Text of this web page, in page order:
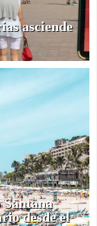
asciende
desde el